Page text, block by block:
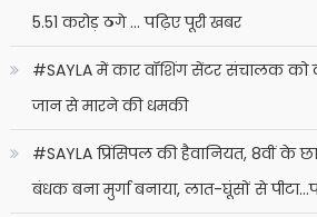
5.51 करोड़ ठगे … पढ़िए पूरी खबर
#SAYLA में कार वॉशिंग सेंटर संचालक
जान से मारने की धमकी
#SAYLA प्रिंसिपल की हैवानियत, 8वीं के
बंधक बना मुर्गा बनाया, लात-घूंसों से